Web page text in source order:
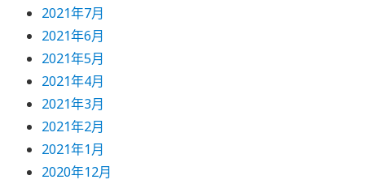
2021年7月
2021年6月
2021年5月
2021年4月
2021年3月
2021年2月
2021年1月
2020年12月